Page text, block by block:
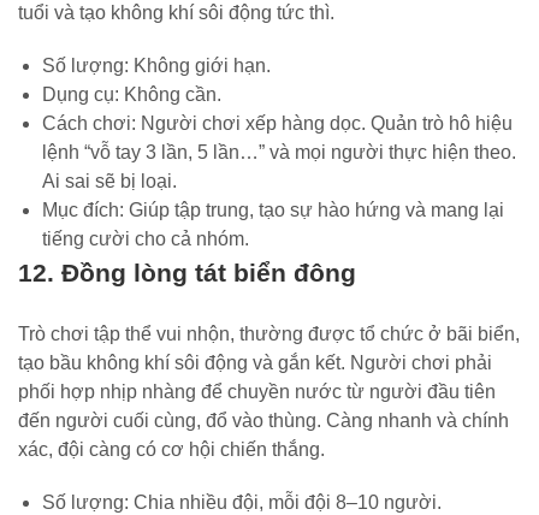
tuổi và tạo không khí sôi động tức thì.
Số lượng: Không giới hạn.
Dụng cụ: Không cần.
Cách chơi: Người chơi xếp hàng dọc. Quản trò hô hiệu
lệnh “vỗ tay 3 lần, 5 lần…” và mọi người thực hiện theo.
Ai sai sẽ bị loại.
Mục đích: Giúp tập trung, tạo sự hào hứng và mang lại
tiếng cười cho cả nhóm.
12. Đồng lòng tát biển đông
Trò chơi tập thể vui nhộn, thường được tổ chức ở bãi biển,
tạo bầu không khí sôi động và gắn kết. Người chơi phải
phối hợp nhịp nhàng để chuyền nước từ người đầu tiên
đến người cuối cùng, đổ vào thùng. Càng nhanh và chính
xác, đội càng có cơ hội chiến thắng.
Số lượng: Chia nhiều đội, mỗi đội 8–10 người.